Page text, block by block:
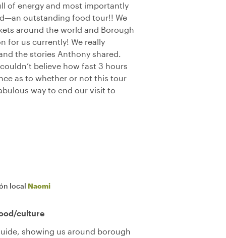
of energy and most importantly
outstanding food tour!! We
around the world and Borough
for us currently! We really
the stories Anthony shared.
believe how fast 3 hours
as to whether or not this tour
way to end our visit to
local Naomi
culture
showing us around borough